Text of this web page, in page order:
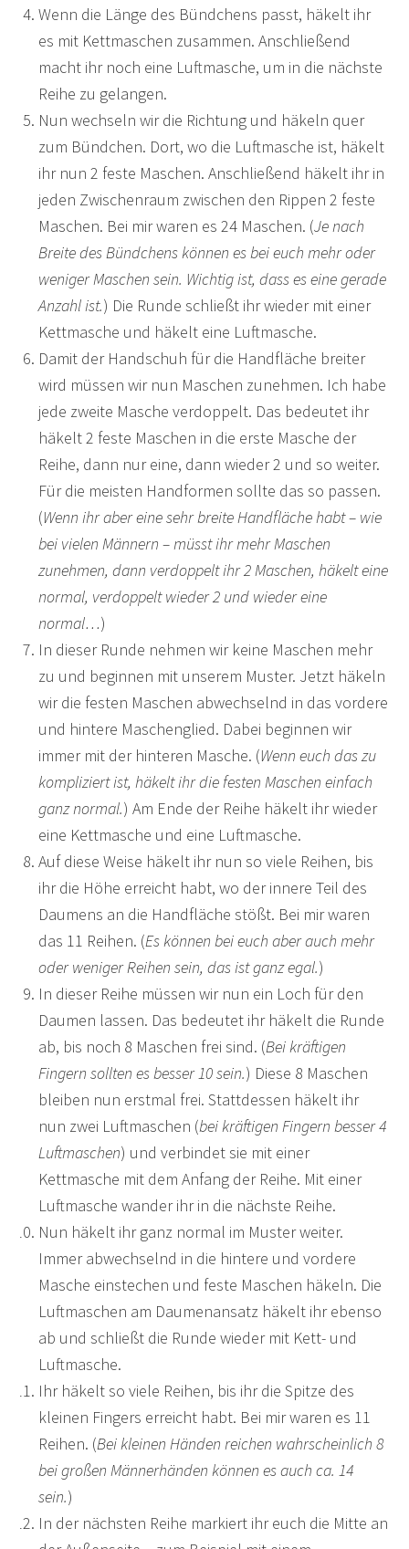
Wenn die Länge des Bündchens passt, häkelt ihr
es mit Kettmaschen zusammen. Anschließend
macht ihr noch eine Luftmasche, um in die nächste
Reihe zu gelangen.
Nun wechseln wir die Richtung und häkeln quer
zum Bündchen. Dort, wo die Luftmasche ist, häkelt
ihr nun 2 feste Maschen. Anschließend häkelt ihr in
jeden Zwischenraum zwischen den Rippen 2 feste
Maschen. Bei mir waren es 24 Maschen. (Je nach
Breite des Bündchens können es bei euch mehr oder
weniger Maschen sein. Wichtig ist, dass es eine gerade
Anzahl ist.) Die Runde schließt ihr wieder mit einer
Kettmasche und häkelt eine Luftmasche.
Damit der Handschuh für die Handfläche breiter
wird müssen wir nun Maschen zunehmen. Ich habe
jede zweite Masche verdoppelt. Das bedeutet ihr
häkelt 2 feste Maschen in die erste Masche der
Reihe, dann nur eine, dann wieder 2 und so weiter.
Für die meisten Handformen sollte das so passen.
(Wenn ihr aber eine sehr breite Handfläche habt – wie
bei vielen Männern – müsst ihr mehr Maschen
zunehmen, dann verdoppelt ihr 2 Maschen, häkelt eine
normal, verdoppelt wieder 2 und wieder eine
normal…)
In dieser Runde nehmen wir keine Maschen mehr
zu und beginnen mit unserem Muster. Jetzt häkeln
wir die festen Maschen abwechselnd in das vordere
und hintere Maschenglied. Dabei beginnen wir
immer mit der hinteren Masche. (Wenn euch das zu
kompliziert ist, häkelt ihr die festen Maschen einfach
ganz normal.) Am Ende der Reihe häkelt ihr wieder
eine Kettmasche und eine Luftmasche.
Auf diese Weise häkelt ihr nun so viele Reihen, bis
ihr die Höhe erreicht habt, wo der innere Teil des
Daumens an die Handfläche stößt. Bei mir waren
das 11 Reihen. (Es können bei euch aber auch mehr
oder weniger Reihen sein, das ist ganz egal.)
In dieser Reihe müssen wir nun ein Loch für den
Daumen lassen. Das bedeutet ihr häkelt die Runde
ab, bis noch 8 Maschen frei sind. (Bei kräftigen
Fingern sollten es besser 10 sein.) Diese 8 Maschen
bleiben nun erstmal frei. Stattdessen häkelt ihr
nun zwei Luftmaschen (bei kräftigen Fingern besser 4
Luftmaschen) und verbindet sie mit einer
Kettmasche mit dem Anfang der Reihe. Mit einer
Luftmasche wander ihr in die nächste Reihe.
Nun häkelt ihr ganz normal im Muster weiter.
Immer abwechselnd in die hintere und vordere
Masche einstechen und feste Maschen häkeln. Die
Luftmaschen am Daumenansatz häkelt ihr ebenso
ab und schließt die Runde wieder mit Kett- und
Luftmasche.
Ihr häkelt so viele Reihen, bis ihr die Spitze des
kleinen Fingers erreicht habt. Bei mir waren es 11
Reihen. (Bei kleinen Händen reichen wahrscheinlich 8
bei großen Männerhänden können es auch ca. 14
sein.)
In der nächsten Reihe markiert ihr euch die Mitte an